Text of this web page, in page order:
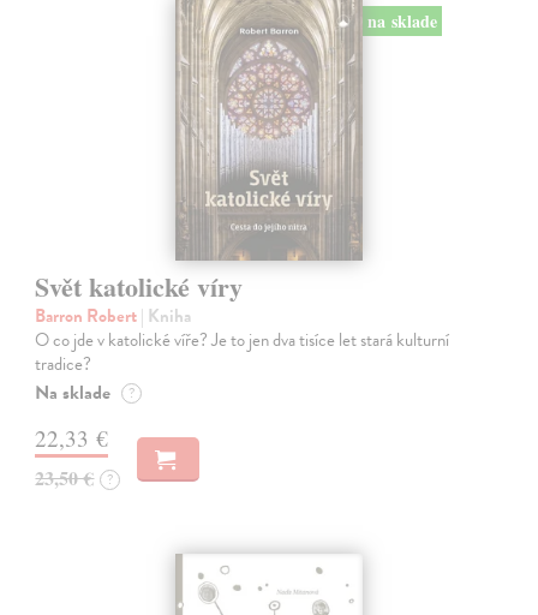
na sklade
Svět katolické víry
Barron Robert| Kniha
O co jde v katolické víře? Je to jen dva tisíce let stará kulturní
tradice?
Na sklade ?
22,33 €
23,50 € ?